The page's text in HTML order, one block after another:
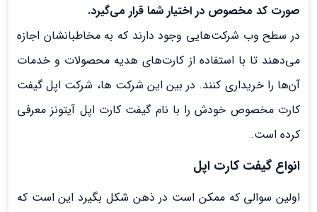
صورت کد مخصوص در اختیار شما قرار می‌گیرد.
در سطح وب شرکت‌هایی وجود دارند که به مخاطبانشان اجازه
می‌دهند تا با استفاده از کارت‌های هدیه محصولات و خدمات
آن‌ها را خریداری کنند. در بین این شرکت ها، شرکت اپل گیفت
کارت مخصوص خودش را با نام گیفت کارت اپل آیتونز معرفی
کرده است.
انواع گیفت کارت اپل
اولین سوالی که ممکن است در ذهن شکل بگیرد این است که